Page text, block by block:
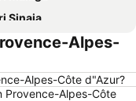
Sinaia
Eforie Sud
Durrës
Alpes-
Alpes-Côte d"Azur?
Provence-Alpes-Côte